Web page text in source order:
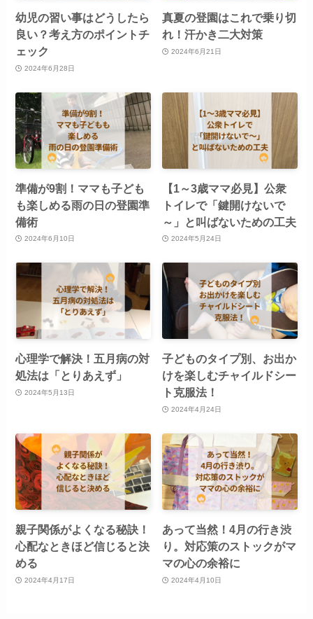
幼児の習い事はどうしたら
良い？考え方のポイントチ
ェック
2024年6月28日
真夏の登園はこれで乗り切
れ！汗かき二大対策
2024年6月21日
準備が9割！ママも子ども
も楽しめる雨の日の登園準
備術
2024年6月10日
【1～3歳ママ必見】公衆
トイレで「鍵開けないで
～」と叫ばないための工夫
2024年5月24日
心理学で解決！五月病の対
処法は「とりあえず」
2024年5月13日
子どものタイプ別、お出か
けを楽しむチャイルドシー
ト克服法！
2024年4月24日
親子関係がよくなる秘訣！
心配なときほど信じると決
める
2024年4月17日
あって当然！4月の行き渋
り。対応策のストックがマ
マの心の余裕に
2024年4月10日